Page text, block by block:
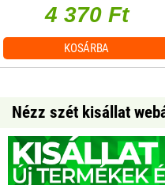
4 370 Ft
KOSÁRBA
Nézz szét kisállat